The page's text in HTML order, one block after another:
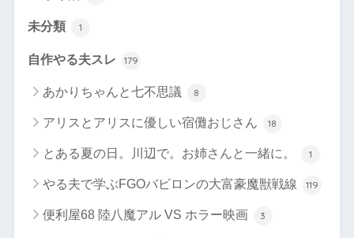
未分類 1
自作やる夫スレ 179
あかりちゃんと七不思議 8
アリスとアリスに優しい宿儺おじさん 18
とある夏の日。川辺で。お姉さんと一緒に。 1
やる夫で学ぶFGOバビロンの大富豪魔獣戦線 119
便利屋68 陸八魔アル VS ホラー映画 3